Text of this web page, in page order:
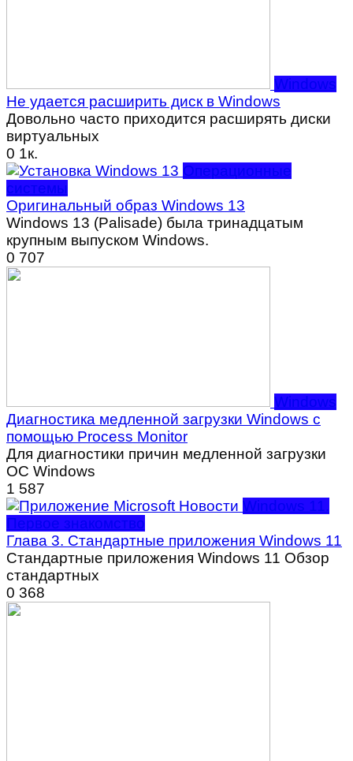
Windows
Не удается расширить диск в Windows
Довольно часто приходится расширять диски
виртуальных
0 1к.
Операционные
системы
Оригинальный образ Windows 13
Windows 13 (Palisade) была тринадцатым
крупным выпуском Windows.
0 707
Windows
Диагностика медленной загрузки Windows с
помощью Process Monitor
Для диагностики причин медленной загрузки
ОС Windows
1 587
Windows 11.
Первое знакомство
Глава 3. Стандартные приложения Windows 11
Стандартные приложения Windows 11 Обзор
стандартных
0 368